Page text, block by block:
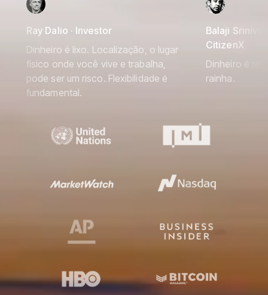
Ray Dalio · Investor
Dinheiro é lixo. Localização, o lugar
físico onde você vive e trabalha,
pode ser um risco. Flexibilidade é
fundamental.
Balaji
CitizenX
Dinheiro é
rainha.